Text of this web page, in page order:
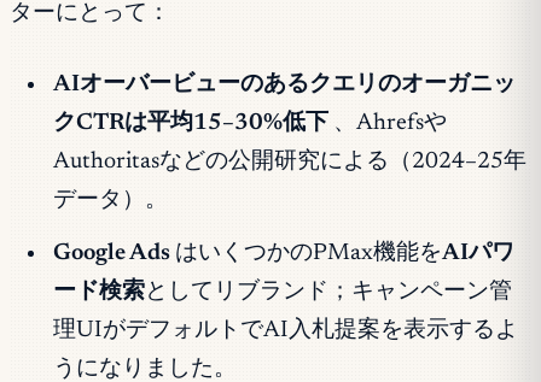
ターにとって：
AIオーバービューのあるクエリのオーガニッ
クCTRは平均15–30%低下 、Ahrefsや
Authoritasなどの公開研究による（2024–25年
データ）。
Google Ads はいくつかのPMax機能をAIパワ
ード検索としてリブランド；キャンペーン管
理UIがデフォルトでAI入札提案を表示するよ
うになりました。